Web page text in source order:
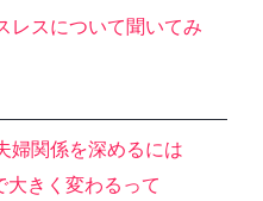
レスについて聞いてみ
婦関係を深めるには
大きく変わるって